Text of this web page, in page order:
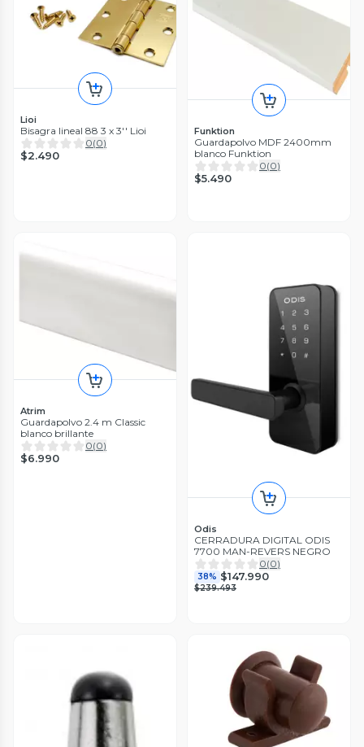
Lioi
Bisagra lineal 88 3 x 3'' Lioi
0(0)
$2.490
Funktion
Guardapolvo MDF 2400mm
blanco Funktion
0(0)
$5.490
Atrim
Guardapolvo 2.4 m Classic
blanco brillante
0(0)
$6.990
Odis
CERRADURA DIGITAL ODIS
7700 MAN-REVERS NEGRO
0(0)
38% $147.990
$239.493